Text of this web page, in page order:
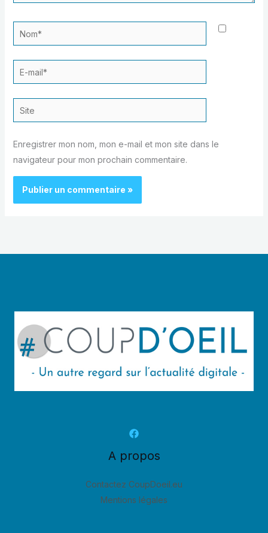
Nom*
E-
mail*
Site
Enregistrer mon nom, mon e-mail et mon site dans le
navigateur pour mon prochain commentaire.
A propos
Contactez CoupDoeil.eu
Mentions légales